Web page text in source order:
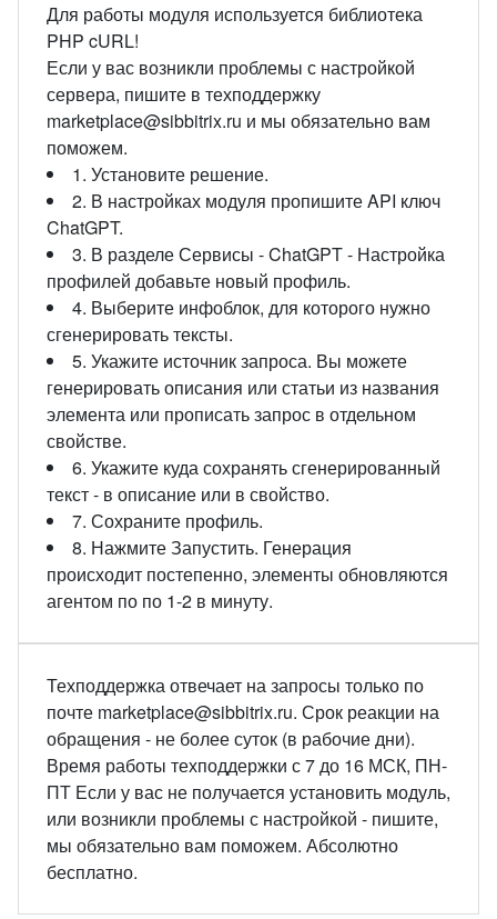
Для работы модуля используется библиотека
PHP cURL!
Если у вас возникли проблемы с настройкой
сервера, пишите в техподдержку
marketplace@sibbitrix.ru и мы обязательно вам
поможем.
1. Установите решение.
2. В настройках модуля пропишите API ключ
ChatGPT.
3. В разделе Сервисы - ChatGPT - Настройка
профилей добавьте новый профиль.
4. Выберите инфоблок, для которого нужно
сгенерировать тексты.
5. Укажите источник запроса. Вы можете
генерировать описания или статьи из названия
элемента или прописать запрос в отдельном
свойстве.
6. Укажите куда сохранять сгенерированный
текст - в описание или в свойство.
7. Сохраните профиль.
8. Нажмите Запустить. Генерация
происходит постепенно, элементы обновляются
агентом по по 1-2 в минуту.
Техподдержка отвечает на запросы только по
почте marketplace@sibbitrix.ru. Срок реакции на
обращения - не более суток (в рабочие дни).
Время работы техподдержки с 7 до 16 МСК, ПН-
ПТ Если у вас не получается установить модуль,
или возникли проблемы с настройкой - пишите,
мы обязательно вам поможем. Абсолютно
бесплатно.